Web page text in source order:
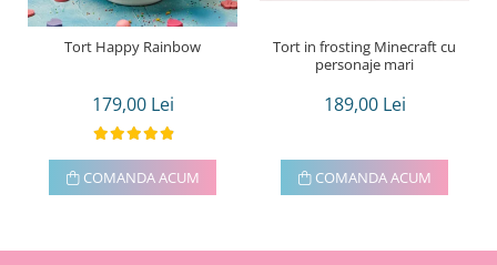
Tort Happy Rainbow
179,00 Lei
COMANDA ACUM
Tort in frosting Minecraft cu
personaje mari
189,00 Lei
COMANDA ACUM